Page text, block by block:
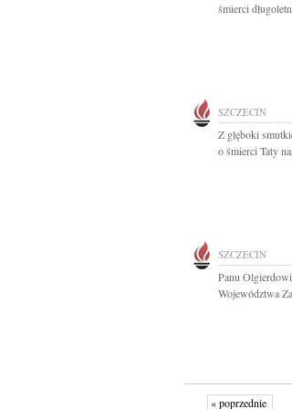
śmierci
SZCZECIN
Z głęboki
o śmierci Taty
SZCZECIN
Panu
Województwa
« poprzednie